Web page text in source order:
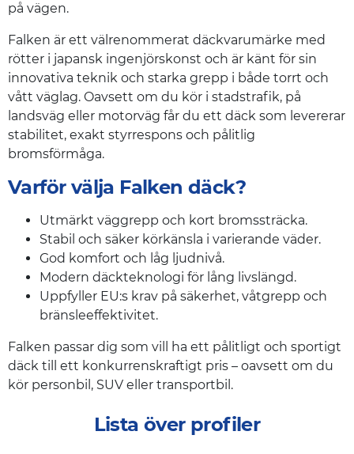
på vägen.
Falken är ett välrenommerat däckvarumärke med
rötter i japansk ingenjörskonst och är känt för sin
innovativa teknik och starka grepp i både torrt och
vått väglag. Oavsett om du kör i stadstrafik, på
landsväg eller motorväg får du ett däck som levererar
stabilitet, exakt styrrespons och pålitlig
bromsförmåga.
Varför välja Falken däck?
Utmärkt väggrepp och kort bromssträcka.
Stabil och säker körkänsla i varierande väder.
God komfort och låg ljudnivå.
Modern däckteknologi för lång livslängd.
Uppfyller EU:s krav på säkerhet, våtgrepp och
bränsleeffektivitet.
Falken passar dig som vill ha ett pålitligt och sportigt
däck till ett konkurrenskraftigt pris – oavsett om du
kör personbil, SUV eller transportbil.
Lista över profiler